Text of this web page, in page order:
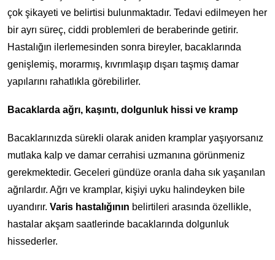
çok şikayeti ve belirtisi bulunmaktadır. Tedavi edilmeyen her
bir ayrı süreç, ciddi problemleri de beraberinde getirir.
Hastalığın ilerlemesinden sonra bireyler, bacaklarında
genişlemiş, morarmış, kıvrımlaşıp dışarı taşmış damar
yapılarını rahatlıkla görebilirler.
Bacaklarda ağrı, kaşıntı, dolgunluk hissi ve kramp
Bacaklarınızda sürekli olarak aniden kramplar yaşıyorsanız
mutlaka kalp ve damar cerrahisi uzmanına görünmeniz
gerekmektedir. Geceleri gündüze oranla daha sık yaşanılan
ağrılardır. Ağrı ve kramplar, kişiyi uyku halindeyken bile
uyandırır. Varis hastalığının belirtileri arasında özellikle,
hastalar akşam saatlerinde bacaklarında dolgunluk
hissederler.